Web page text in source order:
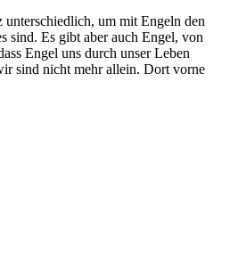
unterschiedlich, um mit Engeln den
sind. Es gibt aber auch Engel, von
Engel uns durch unser Leben
sind nicht mehr allein. Dort vorne